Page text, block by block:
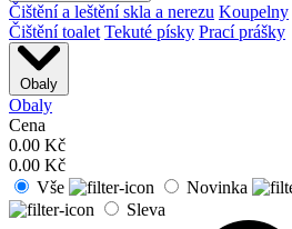
Čištění a leštění skla a nerezu Koupelny
Čištění toalet Tekuté písky Prací prášky
Obaly
Obaly
Cena
0.00 Kč
0.00 Kč
Vše
Novinka
Sleva